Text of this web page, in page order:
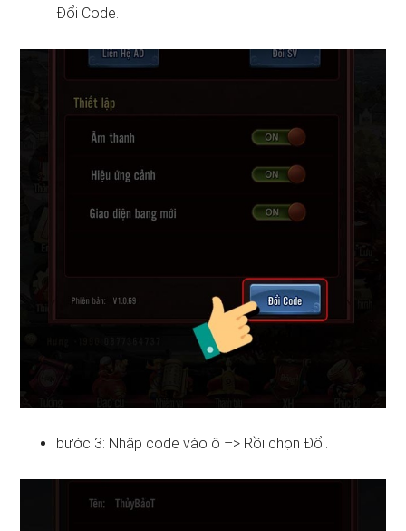
Đổi Code.
bước 3: Nhập code vào ô –> Rồi chọn Đổi.